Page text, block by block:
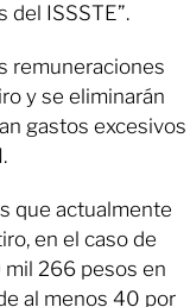
ISSSTE”.
remuneraciones
y se eliminarán
gastos excesivos
que actualmente
en el caso de
mil 266 pesos en
al menos 40 por